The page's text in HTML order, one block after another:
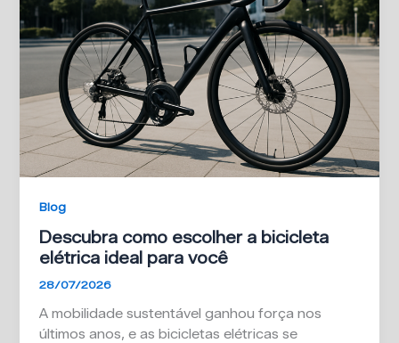
Blog
Descubra como escolher a bicicleta
elétrica ideal para você
28/07/2026
A mobilidade sustentável ganhou força nos
últimos anos, e as bicicletas elétricas se